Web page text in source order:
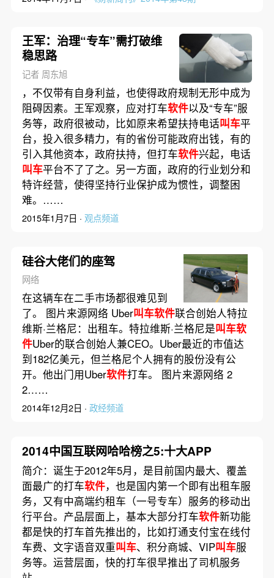
王军：治理“专车”需打破维
稳思路
记者 周东旭
，不仅带有自身利益，也使得政府规制无形中成为
阻碍因素。王军观察，应对打车软件以及“专车”服
务等，政府很被动，比如原来希望扶持电话叫车平
台，投入很多精力，有的省份可能政府出钱，有的
引入其他资本，政府扶持，但打车软件兴起，电话
叫车平台不了了之。另一方面，政府的行业划分和
特许经营，使得坚持行业保护成为惯性，调整困
难。……
2015年1月7日 · 观点频道
硅谷大佬们的座驾
网络
在这辆车在二手市场都很难见到
了。 图片来源网络 Uber叫车软件联合创始人特拉
维斯·兰格尼：出租车。特拉维斯·兰格尼是叫车软
件Uber的联合创始人兼CEO。Uber最近的市值达
到182亿美元，但兰格尼个人拥有的股份没有公
开。他出门用Uber软件打车。 图片来源网络 2
2……
2014年12月2日 · 政经频道
2014中国互联网哈哈榜之5:十大APP
简介：诞生于2012年5月，是目前国内最大、覆盖
面最广的打车软件，也是国内第一个即有出租车服
务，又有中高端约租车（一号专车）服务的移动出
行平台。产品层面上，基本大部分打车软件新功能
都是快的打车首先推出的，比如打通支付宝在线付
车费、文字语音双重叫车、积分商城、VIP叫车服
务等。运营层面，快的打车很早推出了司机服务